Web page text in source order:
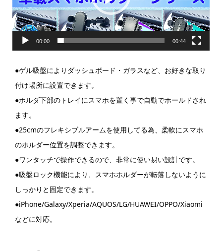
ー
ヤ
00:00 00:44
●ゲル吸盤によりダッシュボード・ガラスなど、お好きな取り
付け場所に設置できます。
●ホルダ下部のトレイにスマホを置く事で自動でホールドされ
ます。
●25cmのフレキシブルアームを使用してる為、柔軟にスマホ
のホルダー位置を調整できます。
●ワンタッチで操作できるので、非常に使い易い設計です。
●吸盤ロック機能により、スマホホルダーが転落しないように
しっかりと固定できます。
●iPhone/Galaxy/Xperia/AQUOS/LG/HUAWEI/OPPO/Xiaomi
などに対応。